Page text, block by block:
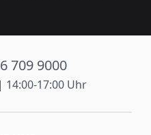
709 9000
14:00-17:00 Uhr